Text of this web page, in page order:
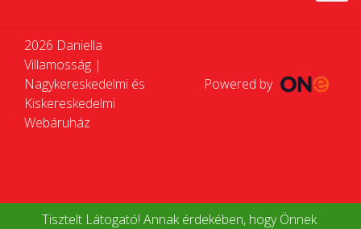
Tisztelt Látogató! Annak érdekében, hogy Önnek
2026 Daniella
Villamosság |
Nagykereskedelmi és
Kiskereskedelmi
Webáruház
Powered by